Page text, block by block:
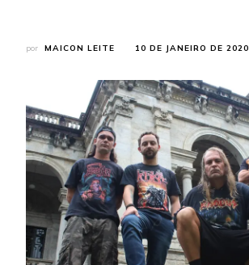
por MAICON LEITE 10 DE JANEIRO DE 2020